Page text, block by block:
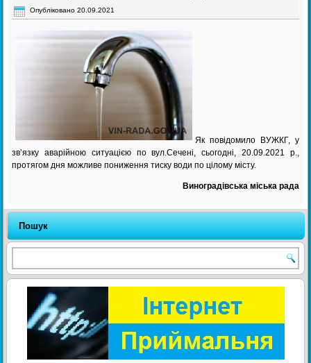
Опубліковано 20.09.2021
Як повідомило ВУЖКГ, у
зв’язку аварійною ситуацією по вул.Сечені, сьогодні, 20.09.2021 р.,
протягом дня можливе пониження тиску води по цілому місту.
Виноградівська міська рада
Пошук